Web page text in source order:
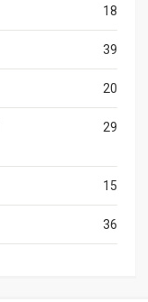
18
39
20
29
15
36